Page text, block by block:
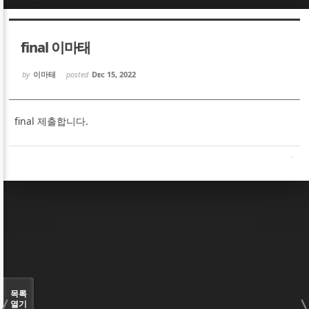
final 이마태
by 이마태 posted Dec 15, 2022
final 제출합니다.
목록
열기
Sketchbook5, 스케치북5
Sketchbook5, 스케치북5
Sketchbook5, 스케치북5
Sketchbook5, 스케치북5